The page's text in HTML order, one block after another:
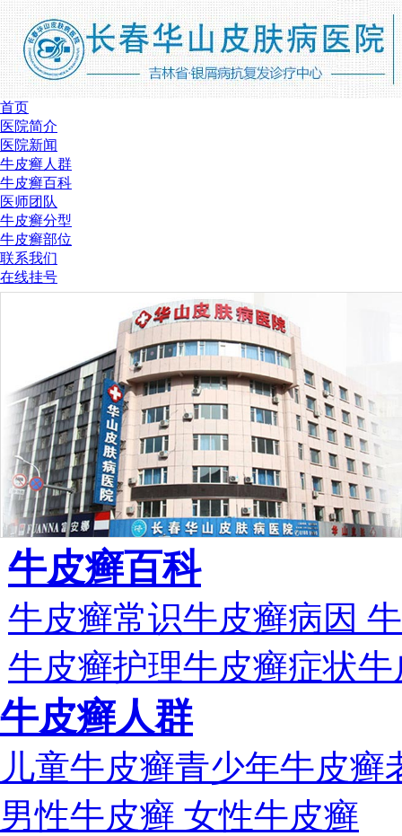
首页
医院简介
医院新闻
牛皮癣人群
牛皮癣百科
医师团队
牛皮癣分型
牛皮癣部位
联系我们
在线挂号
牛皮癣百科
牛皮癣常识牛皮癣病因
牛皮癣护理牛皮癣症状牛
牛皮癣人群
儿童牛皮癣青少年牛皮癣
男性牛皮癣 女性牛皮癣